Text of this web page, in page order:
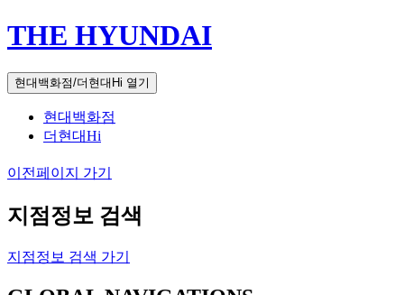
THE HYUNDAI
현대백화점/더현대Hi 열기
현대백화점
더현대Hi
이전페이지 가기
지점정보 검색
지점정보 검색 가기